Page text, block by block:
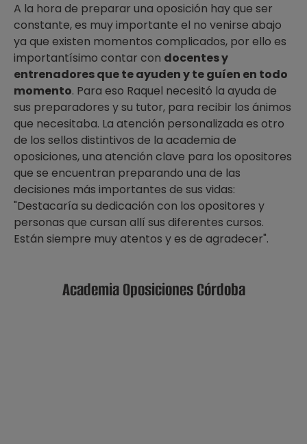
A la hora de preparar una oposición hay que ser
constante, es muy importante el no venirse abajo
ya que existen momentos complicados, por ello es
importantísimo contar con docentes y
entrenadores que te ayuden y te guíen en todo
momento. Para eso Raquel necesitó la ayuda de
sus preparadores y su tutor, para recibir los ánimos
que necesitaba. La atención personalizada es otro
de los sellos distintivos de la academia de
oposiciones, una atención clave para los opositores
que se encuentran preparando una de las
decisiones más importantes de sus vidas:
"Destacaría su dedicación con los opositores y
personas que cursan allí sus diferentes cursos.
Están siempre muy atentos y es de agradecer".
Academia Oposiciones Córdoba